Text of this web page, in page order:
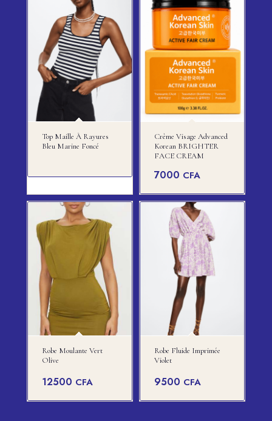
Top Maille À Rayures
Bleu Marine Foncé
Crème Visage Advanced
Korean BRIGHTER
FACE CREAM
7000 CFA
Robe Moulante Vert
Olive
12500 CFA
Robe Fluide Imprimée
Violet
9500 CFA